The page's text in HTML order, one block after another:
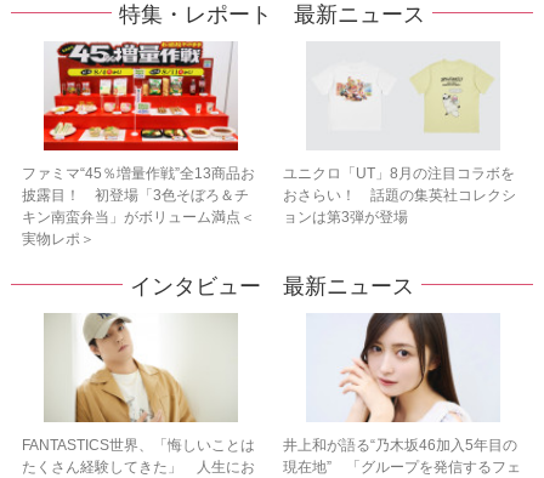
特集・レポート 最新ニュース
ファミマ“45％増量作戦”全13商品お
披露目！ 初登場「3色そぼろ＆チ
キン南蛮弁当」がボリューム満点＜
実物レポ＞
ユニクロ「UT」8月の注目コラボを
おさらい！ 話題の集英社コレクシ
ョンは第3弾が登場
インタビュー 最新ニュース
FANTASTICS世界、「悔しいことは
たくさん経験してきた」 人生にお
井上和が語る“乃木坂46加入5年目の
現在地” 「グループを発信するフェ